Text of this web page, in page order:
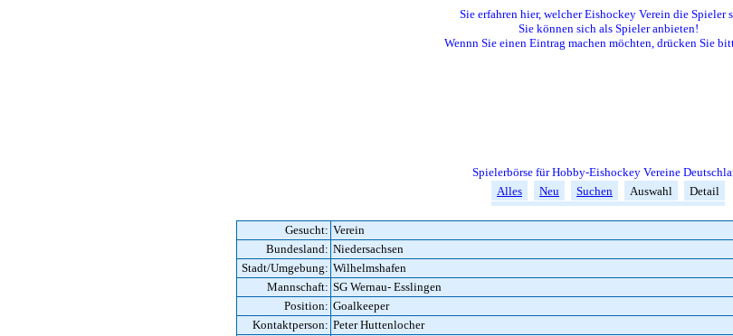
Sie erfahren hier, welcher Eishockey Verein die Spieler
Sie können sich als Spieler anbieten!
Wennn Sie einen Eintrag machen möchten, drücken Sie
Spielerbörse für Hobby-Eishockey Vereine
Alles
Neu Suchen Auswahl Detail
Gesucht: Verein
Bundesland: Niedersachsen
Stadt/Umgebung: Wilhelmshafen
Mannschaft: SG Wernau- Esslingen
Position: Goalkeeper
Kontaktperson: Peter Huttenlocher